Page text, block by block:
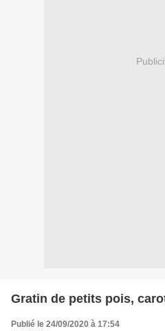
Gratin de petits pois,
Publié le 24/09/2020 à 17:54